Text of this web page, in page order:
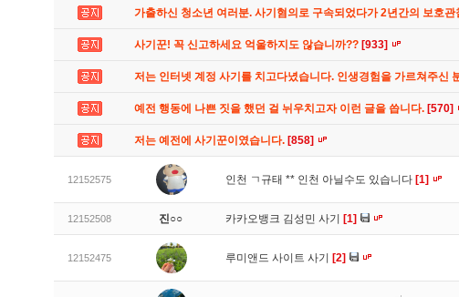
가출하신 청소년 여러분. 사기혐의로 구속되었다가 2년간의 보호
사기꾼! 꼭 신고하세요 억울하지도 않습니까?? [933]
저는 인터넷 계정 사기를 치고다녔습니다. 인생경험을 가르쳐주신
예전 행동에 나쁜 짓을 했던 걸 뉘우치고자 이런 글을 씁니다. [570]
저는 예전에 사기꾼이였습니다. [858]
12152575 인천 ㄱ규태 ** 인천 아닐수도 있습니다 [1]
12152508 진○○ 카카오뱅크 김성민 사기 [1]
12152475 루미앤드 사이트 사기 [2]